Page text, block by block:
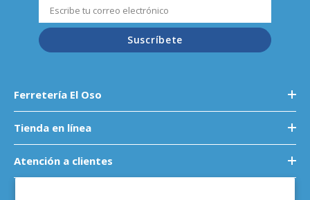
Suscríbete
Ferretería El Oso
Tienda en línea
Atención a clientes